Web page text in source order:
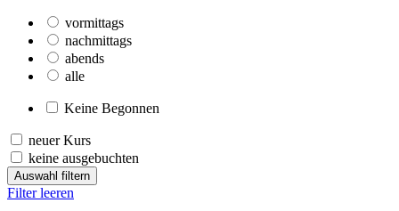
vormittags
nachmittags
abends
alle
Keine Begonnen
neuer Kurs
keine ausgebuchten
Auswahl filtern
Filter leeren